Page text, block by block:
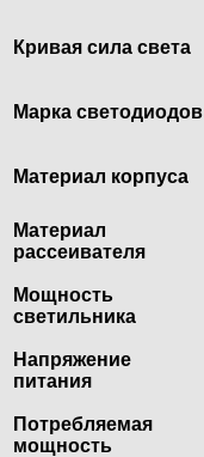
Кривая сила света
Марка светодиодов
Материал корпуса
Материал
рассеивателя
Мощность
светильника
Напряжение
питания
Потребляемая
мощность